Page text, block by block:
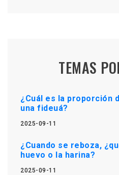
TEMAS
¿Cuál es la proporción
una fideuá?
2025-09-11
¿Cuando se reboza,
huevo o la harina?
2025-09-11